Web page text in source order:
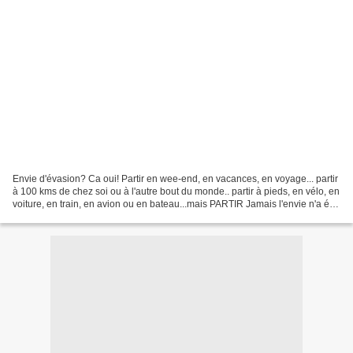
Envie d'évasion? Ca oui! Partir en wee-end, en vacances, en voyage... partir
à 100 kms de chez soi ou à l'autre bout du monde.. partir à pieds, en vélo, en
voiture, en train, en avion ou en bateau...mais PARTIR Jamais l'envie n'a été